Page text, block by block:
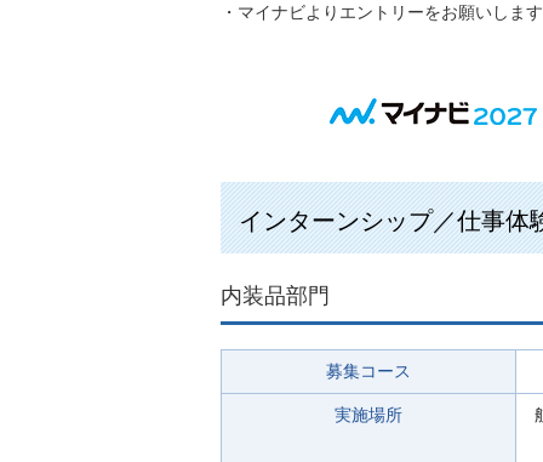
・マイナビよりエントリーをお願いしま
インターンシップ／仕事体
内装品部門
募集コース
実施場所